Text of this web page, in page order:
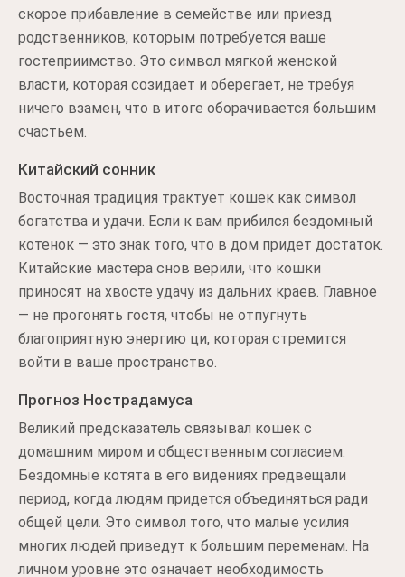
скорое прибавление в семействе или приезд
родственников, которым потребуется ваше
гостеприимство. Это символ мягкой женской
власти, которая созидает и оберегает, не требуя
ничего взамен, что в итоге оборачивается большим
счастьем.
Китайский сонник
Восточная традиция трактует кошек как символ
богатства и удачи. Если к вам прибился бездомный
котенок — это знак того, что в дом придет достаток.
Китайские мастера снов верили, что кошки
приносят на хвосте удачу из дальних краев. Главное
— не прогонять гостя, чтобы не отпугнуть
благоприятную энергию ци, которая стремится
войти в ваше пространство.
Прогноз Нострадамуса
Великий предсказатель связывал кошек с
домашним миром и общественным согласием.
Бездомные котята в его видениях предвещали
период, когда людям придется объединяться ради
общей цели. Это символ того, что малые усилия
многих людей приведут к большим переменам. На
личном уровне это означает необходимость